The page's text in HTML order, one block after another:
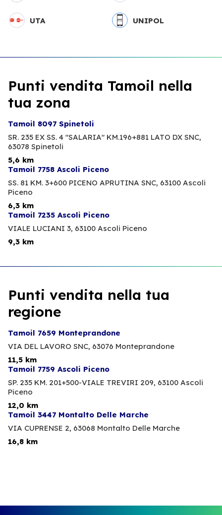
UTA UNIPOL
Punti vendita Tamoil nella
tua zona
Tamoil 8097 Spinetoli
SR. 235 EX SS. 4 "SALARIA" KM.196+881 LATO DX SNC,
63078 Spinetoli
5,6 km
Tamoil 7758 Ascoli Piceno
SS. 81 KM. 3+600 PICENO APRUTINA SNC, 63100 Ascoli
Piceno
6,3 km
Tamoil 7235 Ascoli Piceno
VIALE LUCIANI 3, 63100 Ascoli Piceno
9,3 km
Punti vendita nella tua
regione
Tamoil 7659 Monteprandone
VIA DEL LAVORO SNC, 63076 Monteprandone
11,5 km
Tamoil 7759 Ascoli Piceno
SP. 235 KM. 201+500-VIALE TREVIRI 209, 63100 Ascoli
Piceno
12,0 km
Tamoil 3447 Montalto Delle Marche
VIA CUPRENSE 2, 63068 Montalto Delle Marche
16,8 km